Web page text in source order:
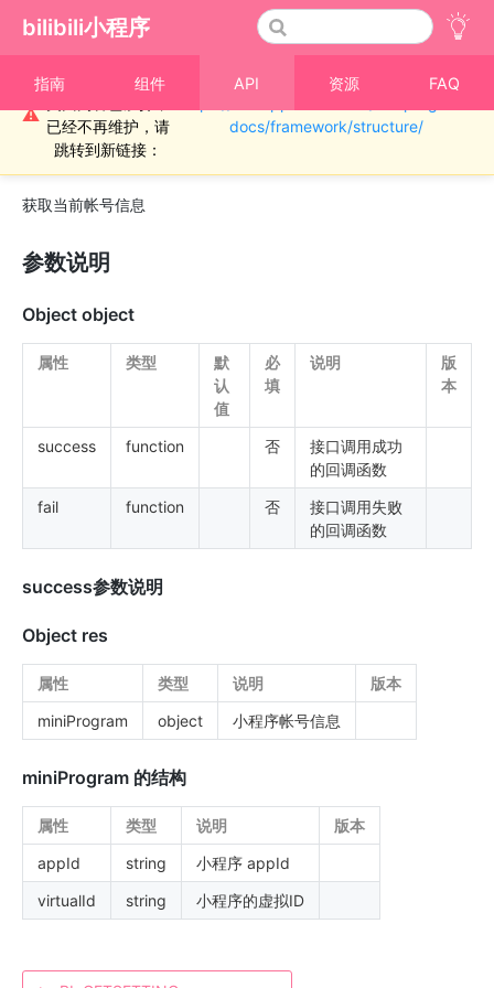
bilibili小程序
指南 组件 API 资源 FAQ
⚠
重要通知！！！本
已经不再维护，请
跳转到新链接：
docs/framework/structure/
› 开放接口
bl.getAccountInfo
获取当前帐号信息
参数说明
Object object
属性 类型
默
认
值
必
填
说明
版
本
success function 否
接口调用成功
的回调函数
fail
function 否
接口调用失败
的回调函数
success参数说明
Object res
属性 类型 说明
版本
miniProgram
object 小程序帐号信息
miniProgram 的结构
属性 类型 说明
版本
appId
string
小程序 appId
virtualId
string 小程序的虚拟ID